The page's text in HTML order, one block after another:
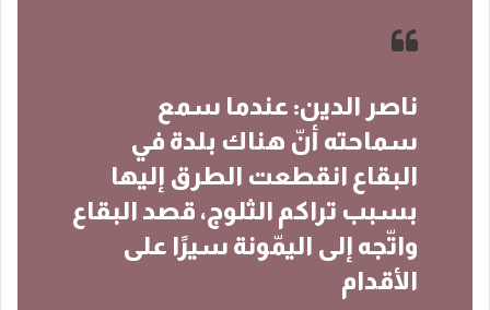
ناصر الدين: عندما سمع
سماحته أنّ هناك بلدة في
البقاع انقطعت الطرق إليها
بسبب تراكم الثلوج، قصد البقاع
واتّجه إلى اليمّونة سيرًا على
الأقدام